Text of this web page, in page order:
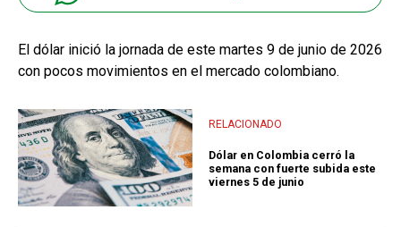
El dólar inició la jornada de este martes 9 de junio de 2026
con pocos movimientos en el mercado colombiano.
RELACIONADO
Dólar en Colombia cerró la
semana con fuerte subida este
viernes 5 de junio